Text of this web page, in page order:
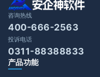
咨询热线
400-666-2563
投诉电话
0311-88388833
产品功能